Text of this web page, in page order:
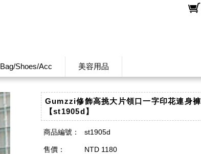
Bag/Shoes/Acc 美容用品
Gumzzi修飾高挑大片領口一字印花連身褲
【st1905d】
商品編號： st1905d
售價： NTD 1180